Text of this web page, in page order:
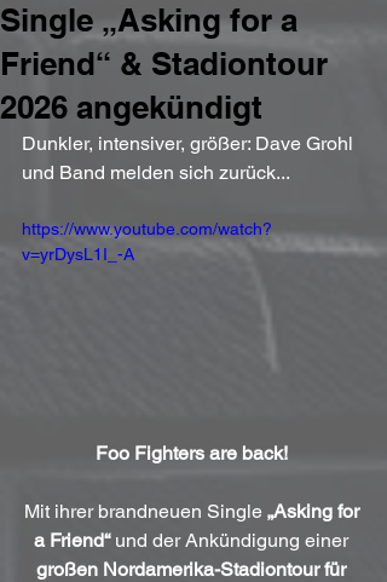
Single „Asking for a
Friend“ & Stadiontour
2026 angekündigt
Dunkler, intensiver, größer: Dave Grohl
und Band melden sich zurück...
https://www.youtube.com/watch?
v=yrDysL1I_-A
Foo Fighters are back!
Mit ihrer brandneuen Single „Asking for
a Friend“ und der Ankündigung einer
großen Nordamerika-Stadiontour für